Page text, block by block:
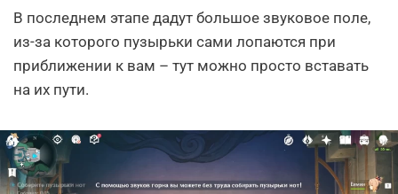
В последнем этапе дадут большое звуковое поле,
из-за которого пузырьки сами лопаются при
приближении к вам – тут можно просто вставать
на их пути.